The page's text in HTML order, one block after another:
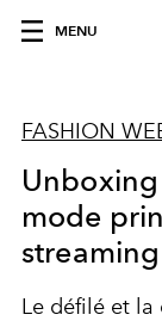
MENU
FASHION
mode
streaming
Le défilé et